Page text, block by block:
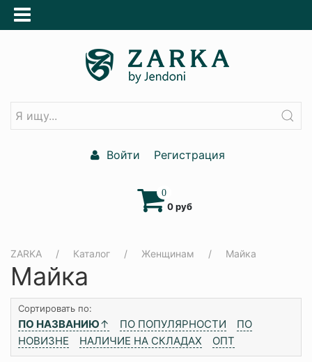
Войти Регистрация
0
0 руб
ZARKA Каталог Женщинам Майка
Майка
Сортировать по:
ПО НАЗВАНИЮ↑ ПО ПОПУЛЯРНОСТИ
ПО
НОВИЗНЕ
НАЛИЧИЕ НА СКЛАДАХ ОПТ